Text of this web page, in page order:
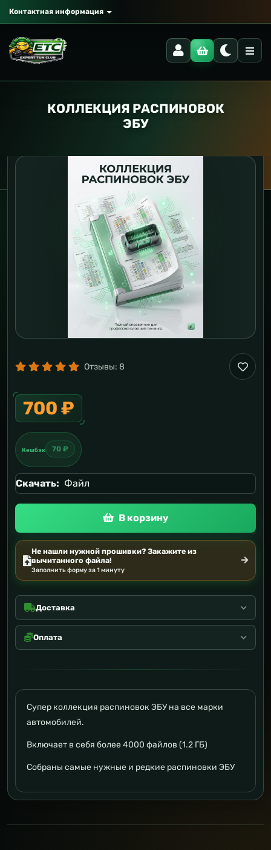
Контактная информация
КОЛЛЕКЦИЯ РАСПИНОВОК
ЭБУ
Отзывы: 8
700 ₽
Кешбэк 70 ₽
Скачать: Файл
В корзину
Не нашли нужной прошивки? Закажите из
вычитанного файла!
Заполнить форму за 1 минуту
Доставка
Оплата
Супер коллекция распиновок ЭБУ на все марки
автомобилей.
Включает в себя более 4000 файлов (1.2 ГБ)
Собраны самые нужные и редкие распиновки ЭБУ